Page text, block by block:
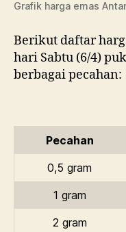
Grafik harga emas
Berikut daftar
hari Sabtu (6/4)
berbagai pecahan:
Pecahan
0,5 gram
1 gram
2 gram